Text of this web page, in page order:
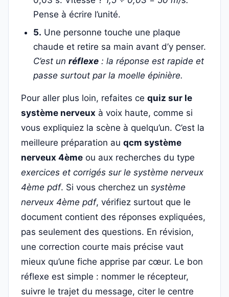
Pense à écrire l’unité.
5. Une personne touche une plaque
chaude et retire sa main avant d’y penser.
C’est un réflexe : la réponse est rapide et
passe surtout par la moelle épinière.
Pour aller plus loin, refaites ce quiz sur le
système nerveux à voix haute, comme si
vous expliquiez la scène à quelqu’un. C’est la
meilleure préparation au qcm système
nerveux 4ème ou aux recherches du type
exercices et corrigés sur le système nerveux
4ème pdf. Si vous cherchez un système
nerveux 4ème pdf, vérifiez surtout que le
document contient des réponses expliquées,
pas seulement des questions. En révision,
une correction courte mais précise vaut
mieux qu’une fiche apprise par cœur. Le bon
réflexe est simple : nommer le récepteur,
suivre le trajet du message, citer le centre